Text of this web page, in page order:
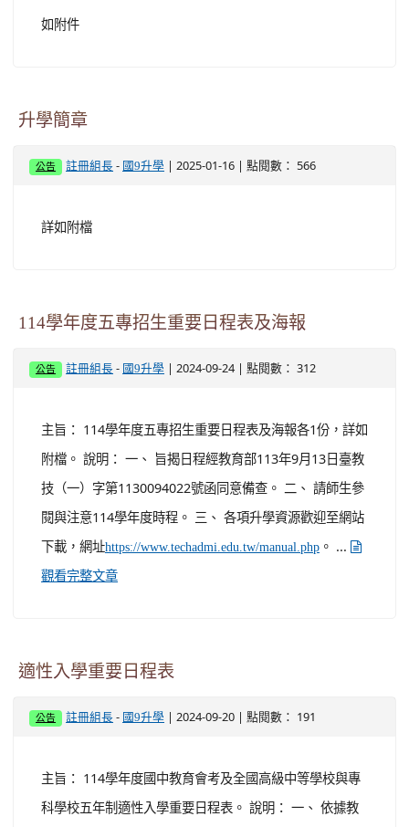
如附件
升學簡章
公告 註冊組長 - 國9升學 | 2025-01-16 | 點閱數： 566
詳如附檔
114學年度五專招生重要日程表及海報
公告 註冊組長 - 國9升學 | 2024-09-24 | 點閱數： 312
主旨： 114學年度五專招生重要日程表及海報各1份，詳如
附檔。 說明： 一、 旨揭日程經教育部113年9月13日臺教
技（一）字第1130094022號函同意備查。 二、 請師生參
閱與注意114學年度時程。 三、 各項升學資源歡迎至網站
下載，網址https://www.techadmi.edu.tw/manual.php 。 ...
觀看完整文章
適性入學重要日程表
公告 註冊組長 - 國9升學 | 2024-09-20 | 點閱數： 191
主旨： 114學年度國中教育會考及全國高級中等學校與專
科學校五年制適性入學重要日程表。 說明： 一、 依據教